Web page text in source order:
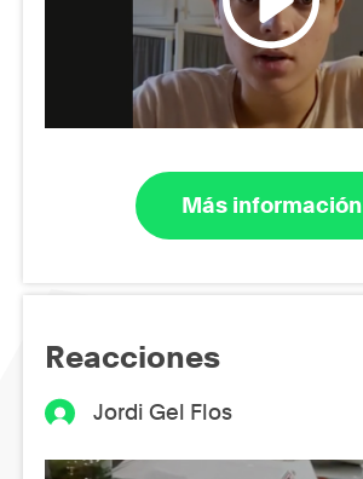
Más información
Reacciones
Jordi Gel Flos